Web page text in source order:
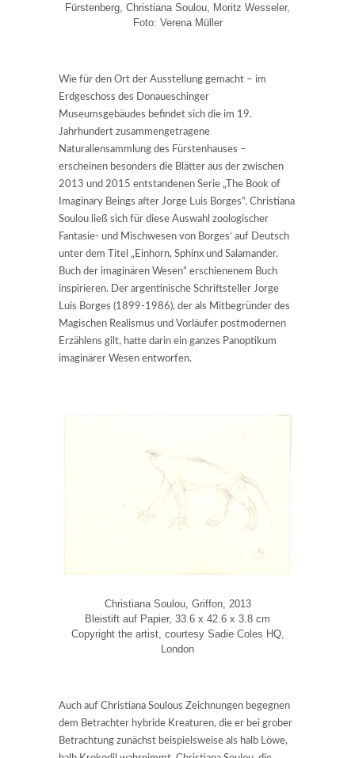
Fürstenberg, Christiana Soulou, Moritz Wesseler,
Foto: Verena Müller
Wie für den Ort der Ausstellung gemacht – im
Erdgeschoss des Donaueschinger
Museumsgebäudes befindet sich die im 19.
Jahrhundert zusammengetragene
Naturaliensammlung des Fürstenhauses –
erscheinen besonders die Blätter aus der zwischen
2013 und 2015 entstandenen Serie „The Book of
Imaginary Beings after Jorge Luis Borges“. Christiana
Soulou ließ sich für diese Auswahl zoologischer
Fantasie- und Mischwesen von Borges‘ auf Deutsch
unter dem Titel „Einhorn, Sphinx und Salamander.
Buch der imaginären Wesen“ erschienenem Buch
inspirieren. Der argentinische Schriftsteller Jorge
Luis Borges (1899-1986), der als Mitbegründer des
Magischen Realismus und Vorläufer postmodernen
Erzählens gilt, hatte darin ein ganzes Panoptikum
imaginärer Wesen entworfen.
Christiana Soulou, Griffon, 2013
Bleistift auf Papier, 33.6 x 42.6 x 3.8 cm
Copyright the artist, courtesy Sadie Coles HQ,
London
Auch auf Christiana Soulous Zeichnungen begegnen
dem Betrachter hybride Kreaturen, die er bei grober
Betrachtung zunächst beispielsweise als halb Löwe,